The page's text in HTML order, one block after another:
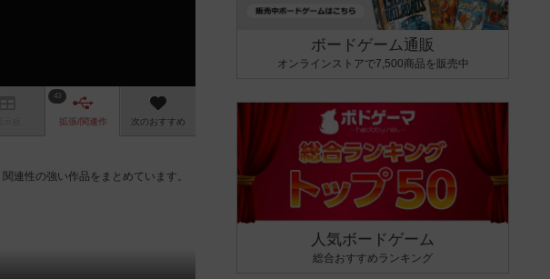
43
拡張/関連作 次のおすすめ
連性の強い作品をまとめています。
ボードゲーム通販
オンラインストアで7,500商品を販売中
人気ボードゲーム
総合おすすめランキング